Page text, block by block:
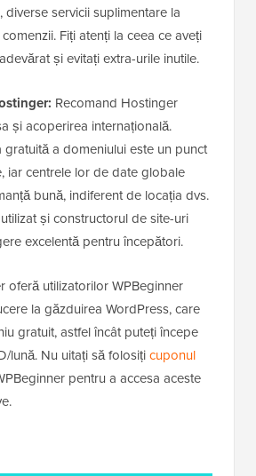
diverse servicii suplimentare la
Fiți atenți la ceea ce aveți
și evitați extra-urile inutile.
Recomand Hostinger
și acoperirea internațională.
a domeniului este un punct
iar centrele lor de date globale
bună, indiferent de locația dvs.
și constructorul de site-uri
excelentă pentru începători.
oferă utilizatorilor WPBeginner
la găzduirea WordPress, care
gratuit, astfel încât puteți începe
lună. Nu uitați să folosițicuponul
pentru a accesa aceste